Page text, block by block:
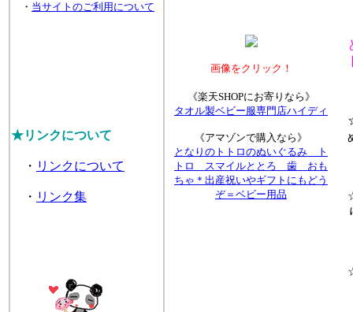
☆
☆
☆
画像をクリック！
《楽天SHOPにお寄りなら》
タオル製ベビー服専門店ハイディ
《アマゾンで購入なら》
となりのトトロのぬいぐるみ ト
トロ スマイルととろ 歯 おも
ちゃ＊出産祝いやギフトにもどう
ぞ＝ベビー用品
・ 当サイトのご利用について
★リンクについて
・ リンクについて
・ リンク集